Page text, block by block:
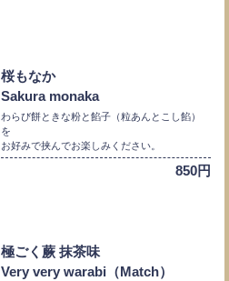
桜もなか
Sakura monaka
わらび餅ときな粉と餡子（粒あんとこし餡）
を
お好みで挟んでお楽しみください。
850円
極ごく蕨 抹茶味
Very very warabi（Match）